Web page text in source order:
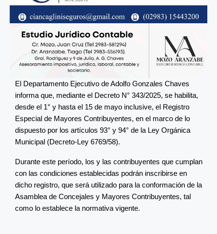
El Departamento Ejecutivo de Adolfo Gonzales Chaves
informa que, mediante el Decreto N° 343/2025, se habilita,
desde el 1° y hasta el 15 de mayo inclusive, el Registro
Especial de Mayores Contribuyentes, en el marco de lo
dispuesto por los artículos 93° y 94° de la Ley Orgánica
Municipal (Decreto-Ley 6769/58).
Durante este período, los y las contribuyentes que cumplan
con las condiciones establecidas podrán inscribirse en
dicho registro, que será utilizado para la conformación de la
Asamblea de Concejales y Mayores Contribuyentes, tal
como lo establece la normativa vigente.